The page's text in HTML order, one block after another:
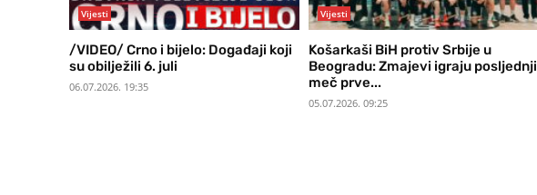
Vijesti
/VIDEO/ Crno i bijelo: Događaji koji
su obilježili 6. juli
06.07.2026. 19:35
Vijesti
Košarkaši BiH protiv Srbije u
Beogradu: Zmajevi igraju posljednji
meč prve...
05.07.2026. 09:25